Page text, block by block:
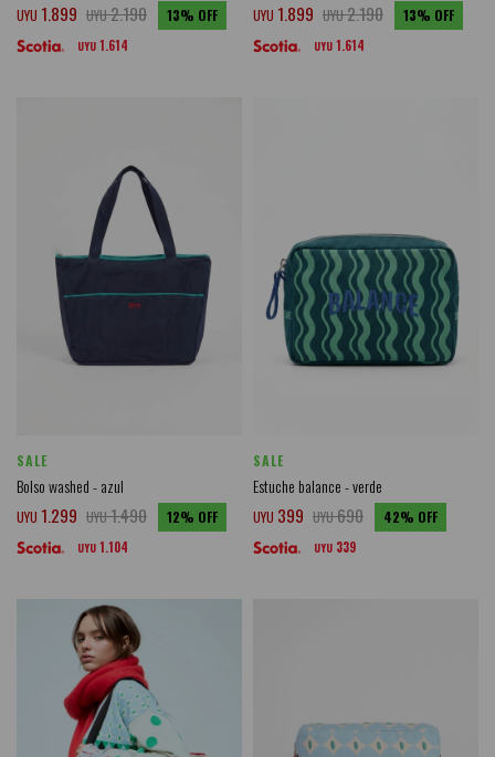
UYU 1.899 UYU2.190 13
UYU 1.614
UYU 1.899 UYU2.190 13
UYU 1.614
SALE
Bolso washed - azul
UYU 1.299 UYU1.490 12
UYU 1.104
SALE
Estuche balance - verde
UYU 399 UYU690 42
UYU 339